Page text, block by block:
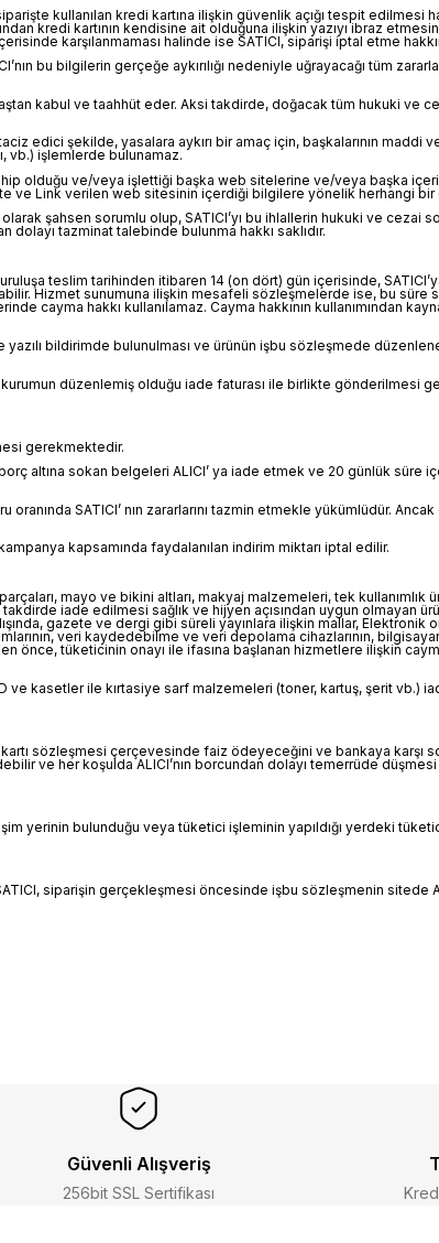
kullanılan kredi kartına ilişkin güvenlik açığı tespit edilmesi
kredi kartının kendisine ait olduğuna ilişkin yazıyı ibraz etmesini
karşılanmaması halinde ise SATICI, siparişi iptal etme
bu bilgilerin gerçeğe aykırılığı nedeniyle uğrayacağı tüm
kabul ve taahhüt eder. Aksi takdirde, doğacak tüm hukuki ve
edici şekilde, yasalara aykırı bir amaç için, başkalarının
vb.) işlemlerde bulunamaz.
olduğu ve/veya işlettiği başka web sitelerine ve/veya başka
Link verilen web sitesinin içerdiği bilgilere yönelik herhangi bir
şahsen sorumlu olup, SATICI’yı bu ihlallerin hukuki ve cezai
dolayı tazminat talebinde bulunma hakkı saklıdır.
teslim tarihinden itibaren 14 (on dört) gün içerisinde,
Hizmet sunumuna ilişkin mesafeli sözleşmelerde ise, bu süre
cayma hakkı kullanılamaz. Cayma hakkının kullanımından
bildirimde bulunulması ve ürünün işbu sözleşmede
düzenlemiş olduğu iade faturası ile birlikte gönderilmesi
gerekmektedir.
altına sokan belgeleri ALICI’ ya iade etmek ve 20 günlük süre
SATICI’ nın zararlarını tazmin etmekle yükümlüdür.
kapsamında faydalanılan indirim miktarı iptal edilir.
mayo ve bikini altları, makyaj malzemeleri, tek
iade edilmesi sağlık ve hijyen açısından uygun olmayan
gazete ve dergi gibi süreli yayınlara ilişkin mallar,
veri kaydedebilme ve veri depolama cihazlarının,
önce, tüketicinin onayı ile ifasına başlanan hizmetlere ilişkin
kasetler ile kırtasiye sarf malzemeleri (toner, kartuş, şerit vb.)
sözleşmesi çerçevesinde faiz ödeyeceğini ve bankaya karşı
ve her koşulda ALICI’nın borcundan dolayı temerrüde
yerinin bulunduğu veya tüketici işleminin yapıldığı yerdeki
siparişin gerçekleşmesi öncesinde işbu sözleşmenin sitede
Güvenli Alışveriş
256bit SSL Sertifikası